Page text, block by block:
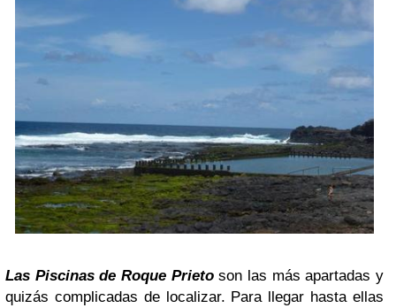
Las Piscinas de Roque Prietoson las más apartadas y
quizás complicadas de localizar. Para llegar hasta ellas